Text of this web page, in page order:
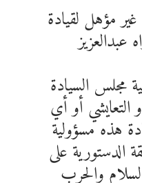
مؤهل لقيادة
عبدالعزيز
مجلس السيادة
أو أي
هذه مسؤولية
الدستورية على
والحرب